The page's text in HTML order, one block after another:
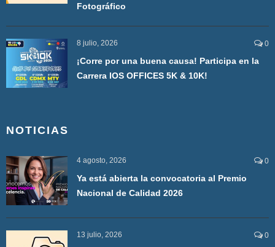
Fotográfico
8 julio, 2026 0
¡Corre por una buena causa! Participa en la
Carrera IOS OFFICES 5K & 10K!
NOTICIAS
4 agosto, 2026 0
Ya está abierta la convocatoria al Premio
Nacional de Calidad 2026
13 julio, 2026 0